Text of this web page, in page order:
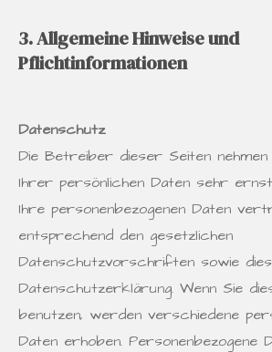
3. Allgemeine Hinweise und
Pflichtinformationen
Datenschutz
Die Betreiber dieser Seiten
Ihrer persönlichen Daten sehr
Ihre personenbezogenen Daten
entsprechend den gesetzlichen
Datenschutzvorschriften sowie
Datenschutzerklärung. Wenn Sie
benutzen, werden verschiedene
Daten erhoben. Personenbezogene